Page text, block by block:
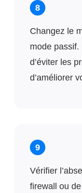
8
Changez le
mode
d’éviter les
d’améliorer
9
Vérifier
firewall ou